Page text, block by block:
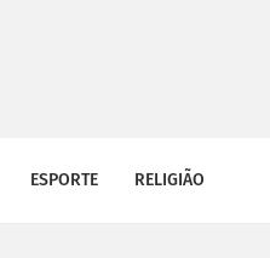
ESPORTE RELIGIÃO